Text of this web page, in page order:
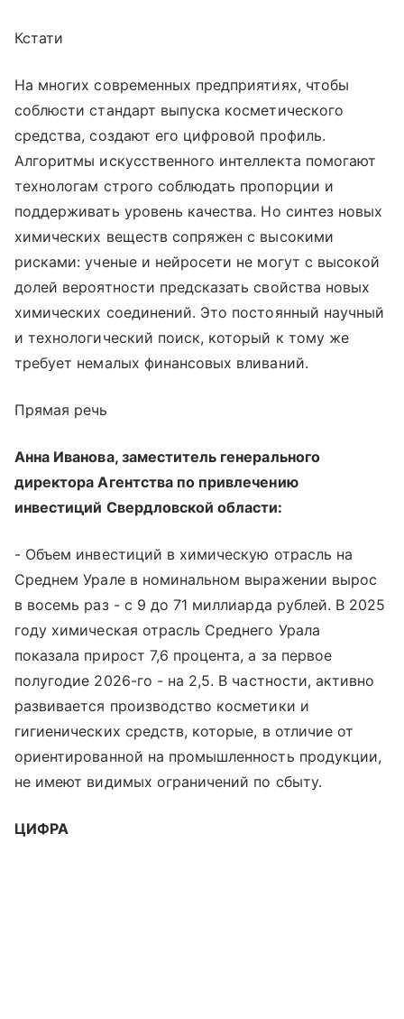
Кстати
На многих современных предприятиях, чтобы
соблюсти стандарт выпуска косметического
средства, создают его цифровой профиль.
Алгоритмы искусственного интеллекта помогают
технологам строго соблюдать пропорции и
поддерживать уровень качества. Но синтез новых
химических веществ сопряжен с высокими
рисками: ученые и нейросети не могут с высокой
долей вероятности предсказать свойства новых
химических соединений. Это постоянный научный
и технологический поиск, который к тому же
требует немалых финансовых вливаний.
Прямая речь
Анна Иванова, заместитель генерального
директора Агентства по привлечению
инвестиций Свердловской области:
- Объем инвестиций в химическую отрасль на
Среднем Урале в номинальном выражении вырос
в восемь раз - с 9 до 71 миллиарда рублей. В 2025
году химическая отрасль Среднего Урала
показала прирост 7,6 процента, а за первое
полугодие 2026-го - на 2,5. В частности, активно
развивается производство косметики и
гигиенических средств, которые, в отличие от
ориентированной на промышленность продукции,
не имеют видимых ограничений по сбыту.
ЦИФРА